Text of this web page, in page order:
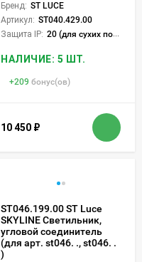
Бренд: ST LUCE
Артикул: ST040.429.00
Защита IP: 20 (для сухих пом.)
НАЛИЧИЕ: 5 ШТ.
+209 бонус(ов)
10 450 ₽
ST046.199.00 ST Luce
SKYLINE Светильник,
угловой соединитель
(для арт. st046. ., st046. .
)